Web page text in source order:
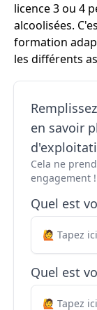
licence 3 ou 4
alcoolisées.
formation
les différents
en savoir
Cela ne
engagement !
Quel est
Quel est